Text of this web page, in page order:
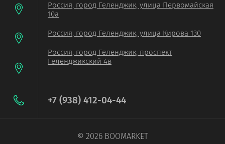
Россия, город Геленджик, улица Первомайская
10а
Россия, город Геленджик, улица Кирова 130
Россия, город Геленджик, проспект
Геленджикский 4в
+7 (938) 412-04-44
© 2026 BOOMARKET